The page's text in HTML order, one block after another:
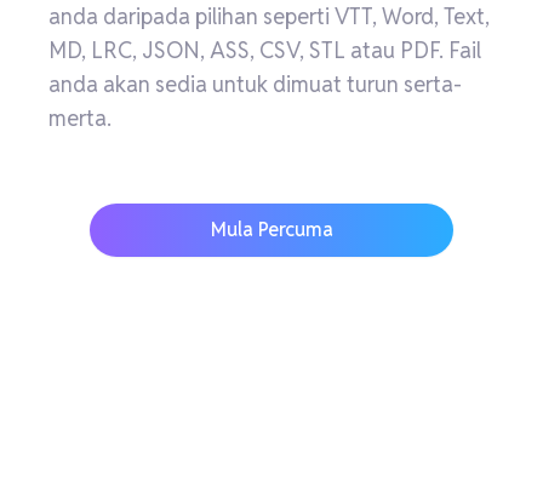
anda daripada pilihan seperti VTT, Word, Text,
MD, LRC, JSON, ASS, CSV, STL atau PDF. Fail
anda akan sedia untuk dimuat turun serta-
merta.
Mula Percuma